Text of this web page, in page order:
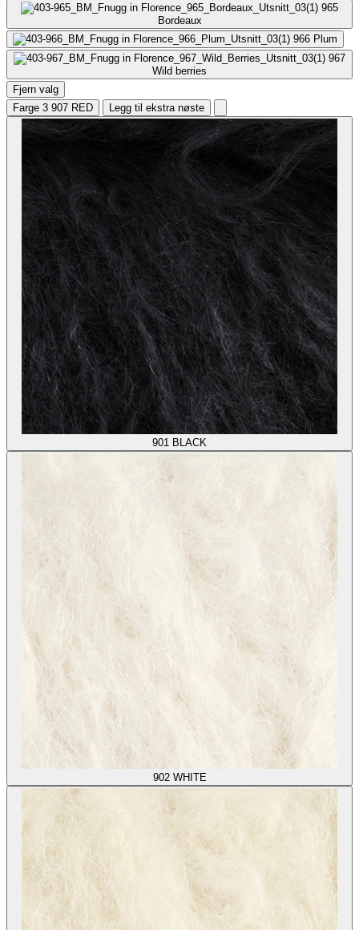
965
Bordeaux
966 Plum
967
Wild berries
Fjern valg
Farge 3 907 RED Legg til ekstra nøste
901 BLACK
902 WHITE